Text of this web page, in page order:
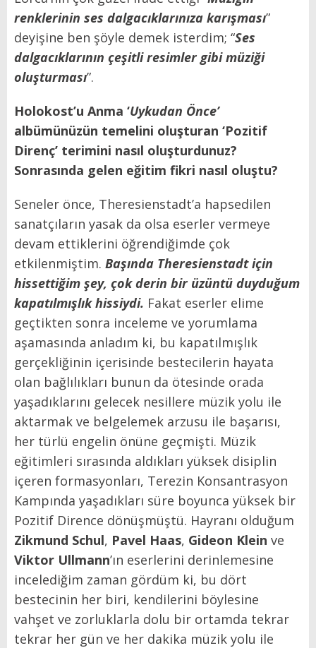
renklerinin ses dalgacıklarınıza karışması”
deyişine ben şöyle demek isterdim; “Ses
dalgacıklarının çeşitli resimler gibi müziği
oluşturması”.
Holokost’u Anma ‘Uykudan Önce’
albümünüzün temelini oluşturan ‘Pozitif
Direnç’ terimini nasıl oluşturdunuz?
Sonrasında gelen eğitim fikri nasıl oluştu?
Seneler önce, Theresienstadt’a hapsedilen
sanatçıların yasak da olsa eserler vermeye
devam ettiklerini öğrendiğimde çok
etkilenmiştim. Başında Theresienstadt için
hissettiğim şey, çok derin bir üzüntü duyduğum
kapatılmışlık hissiydi. Fakat eserler elime
geçtikten sonra inceleme ve yorumlama
aşamasında anladım ki, bu kapatılmışlık
gerçekliğinin içerisinde bestecilerin hayata
olan bağlılıkları bunun da ötesinde orada
yaşadıklarını gelecek nesillere müzik yolu ile
aktarmak ve belgelemek arzusu ile başarısı,
her türlü engelin önüne geçmişti. Müzik
eğitimleri sırasında aldıkları yüksek disiplin
içeren formasyonları, Terezin Konsantrasyon
Kampında yaşadıkları süre boyunca yüksek bir
Pozitif Dirence dönüşmüştü. Hayranı olduğum
Zikmund Schul, Pavel Haas, Gideon Klein ve
Viktor Ullmann’ın eserlerini derinlemesine
incelediğim zaman gördüm ki, bu dört
bestecinin her biri, kendilerini böylesine
vahşet ve zorluklarla dolu bir ortamda tekrar
tekrar her gün ve her dakika müzik yolu ile